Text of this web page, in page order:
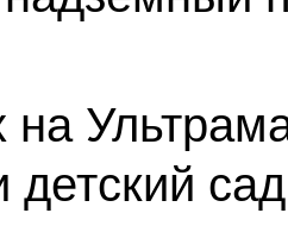
на
детский сад